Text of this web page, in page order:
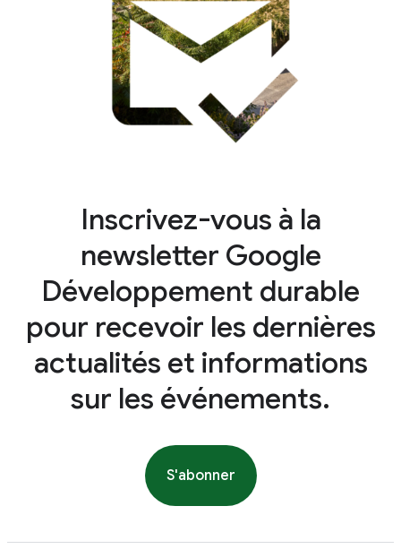
Inscrivez-vous à la
newsletter Google
Développement durable
pour recevoir les dernières
actualités et informations
sur les événements.
S'abonner